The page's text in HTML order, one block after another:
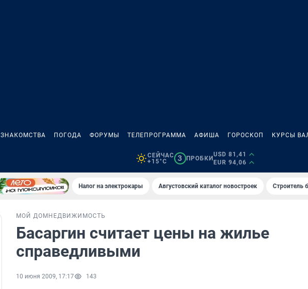
ЗНАКОМСТВА ПОГОДА ФОРУМЫ ТЕЛЕПРОГРАММА АФИША ГОРОСКОП КУРСЫ
СЕЙЧАС
+15°C
3 ПРОБКИ
USD 81,41
EUR 94,06
Налог на электрокары Августовский каталог новостроек Строитель
МОЙ ДОМ НЕДВИЖИМОСТЬ
Басаргин считает цены на жилье
справедливыми
10 июня 2009, 17:17 143